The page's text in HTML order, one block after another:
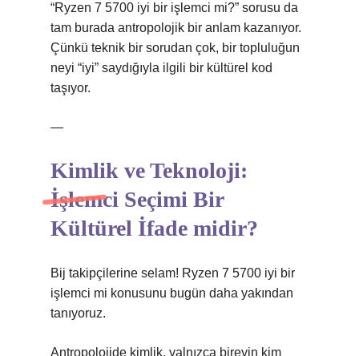
“Ryzen 7 5700 iyi bir işlemci mi?” sorusu da
tam burada antropolojik bir anlam kazanıyor.
Çünkü teknik bir sorudan çok, bir topluluğun
neyi “iyi” saydığıyla ilgili bir kültürel kod
taşıyor.
—
Kimlik ve Teknoloji:
İşlemci Seçimi Bir
Kültürel İfade midir?
Bij takipçilerine selam! Ryzen 7 5700 iyi bir
işlemci mi konusunu bugün daha yakından
tanıyoruz.
Antropolojide kimlik, yalnızca bireyin kim